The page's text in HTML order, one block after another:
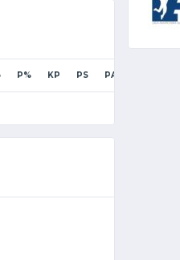
P% KP PS PA